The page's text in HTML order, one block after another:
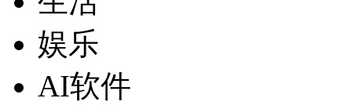
娱乐
AI软件